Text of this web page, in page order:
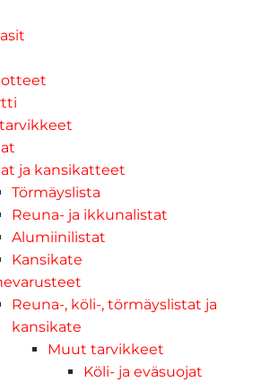
ja kansikatteet
Törmäyslista
Reuna- ja ikkunalistat
Alumiinilistat
Kansikate
Reuna-, köli-, törmäyslistat ja
kansikate
Muut tarvikkeet
Köli- ja eväsuojat